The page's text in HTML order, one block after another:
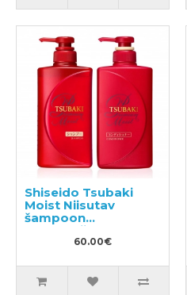
Shiseido Tsubaki
Moist Niisutav
šampoon
490ml+niisutav
palsam 490ml
60.00€